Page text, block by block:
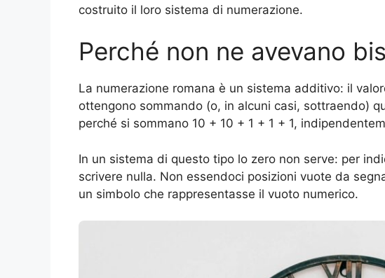
costruito il loro sistema di numerazione.
Perché non ne avevano
La numerazione romana è un sistema additivo: il
ottengono sommando (o, in alcuni casi, sottraendo)
perché si sommano 10 + 10 + 1 + 1 + 1,
In un sistema di questo tipo lo zero non serve: per
scrivere nulla. Non essendoci posizioni vuote da
un simbolo che rappresentasse il vuoto numerico.